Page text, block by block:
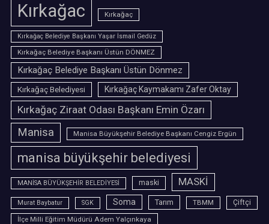
Kırkağac Kırkağaç
Kırkağaç Belediye Başkanı Yaşar İsmail Gedüz
Kırkağaç Belediye Başkanı Üstün DÖNMEZ
Kırkağaç Belediye Başkanı Üstün Dönmez
Kırkağaç Belediyesi Kırkağaç Kaymakamı Zafer Oktay
Kırkağaç Ziraat Odası Başkanı Emin Özarı
Manisa Manisa Büyükşehir Belediye Başkanı Cengiz Ergün
manisa büyükşehir belediyesi
MANİSA BÜYÜKŞEHİR BELEDİYESİ maski MASKİ
Murat Baybatur SGK Soma Tarım TBMM
Çiftçi
İlçe Milli Eğitim Müdürü Adem Yalçınkaya